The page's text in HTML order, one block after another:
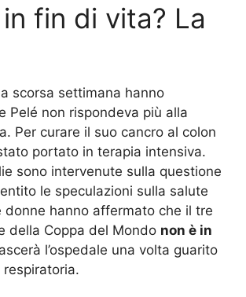
fin di vita? La
scorsa settimana hanno
Pelé non rispondeva più alla
Per curare il suo cancro al colon
portato in terapia intensiva.
sono intervenute sulla questione
le speculazioni sulla salute
donne hanno affermato che il tre
della Coppa del Mondo non è in
l’ospedale una volta guarito
respiratoria.